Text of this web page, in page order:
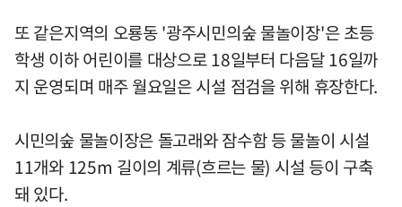
또 같은지역의 오룡동 '광주시민의숲 물놀이장'은 초등
학생 이하 어린이를 대상으로 18일부터 다음달 16일까
지 운영되며 매주 월요일은 시설 점검을 위해 휴장한다.
시민의숲 물놀이장은 돌고래와 잠수함 등 물놀이 시설
11개와 125m 길이의 계류(흐르는 물) 시설 등이 구축
돼 있다.